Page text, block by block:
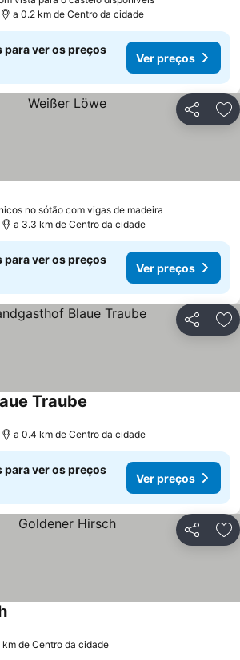
a 0.2 km de Centro da cidade
para ver os preços
Ver preços
Partilhar
no sótão com vigas de madeira
a 3.3 km de Centro da cidade
para ver os preços
Ver preços
Partilhar
Traube
a 0.4 km de Centro da cidade
para ver os preços
Ver preços
Partilhar
km de Centro da cidade